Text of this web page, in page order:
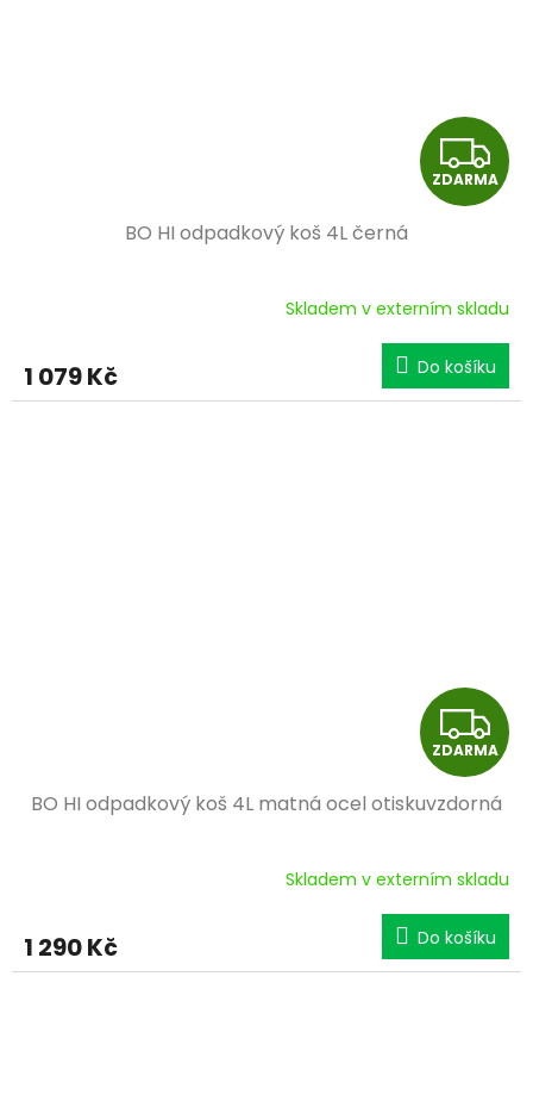
Z
D
R
M
A
ZDARMA
BO HI odpadkový koš 4L černá
Skladem v externím skladu
1 079 Kč Do košíku
Z
D
A
R
M
A
ZDARMA
BO HI odpadkový koš 4L matná ocel otiskuvzdorná
Skladem v externím skladu
1 290 Kč Do košíku